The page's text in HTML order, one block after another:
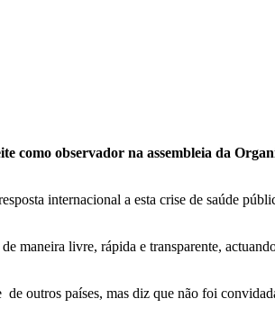
como observador na assembleia da
internacional a esta crise de saúde
maneira livre, rápida e transparente,
outros países, mas diz que não foi